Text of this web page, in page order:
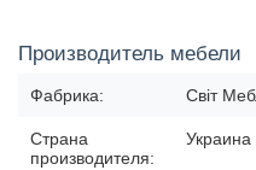
Производитель мебели
Фабрика: Світ
Страна
производителя:
Украина